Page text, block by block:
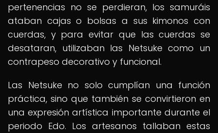
pertenencias no se perdieran, los samuráis
ataban cajas o bolsas a sus kimonos con
cuerdas, y para evitar que las cuerdas se
desataran, utilizaban las Netsuke como un
contrapeso decorativo y funcional.
Las Netsuke no solo cumplían una función
práctica, sino que también se convirtieron en
una expresión artística importante durante el
periodo Edo. Los artesanos tallaban estas